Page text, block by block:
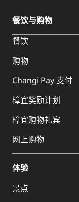
餐饮与购物
餐饮
购物
Changi Pay 支付
樟宜奖励计划
樟宜购物礼宾
网上购物
体验
景点